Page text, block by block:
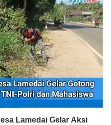
Lamedai Gelar Aksi